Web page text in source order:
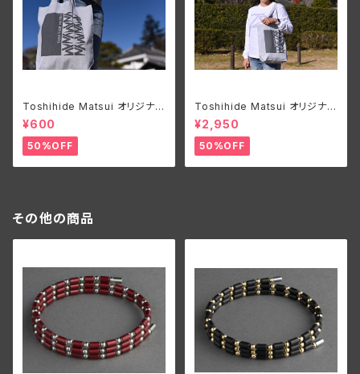
Toshihide Matsui オリジナル
エコバック
¥600
50%OFF
Toshihide Matsui オリジナル
ロングTシャツ
¥2,950
50%OFF
その他の商品